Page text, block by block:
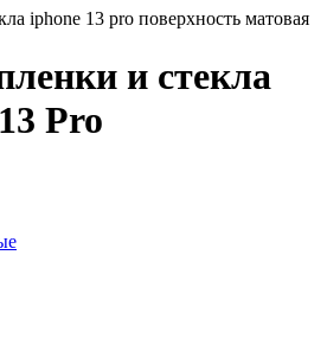
iphone 13 pro поверхность матовая
и стекла
Pro